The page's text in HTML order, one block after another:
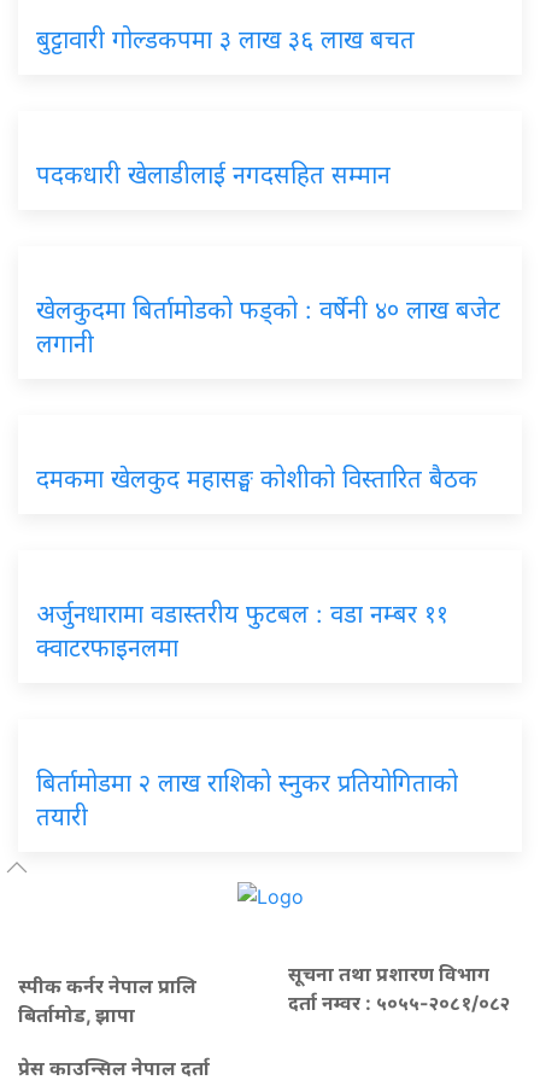
बुट्टावारी गोल्डकपमा ३ लाख ३६ लाख बचत
पदकधारी खेलाडीलाई नगदसहित सम्मान
खेलकुदमा बिर्तामोडको फड्को : वर्षेनी ४० लाख बजेट
लगानी
दमकमा खेलकुद महासङ्घ कोशीको विस्तारित बैठक
अर्जुनधारामा वडास्तरीय फुटबल : वडा नम्बर ११
क्वाटरफाइनलमा
बिर्तामोडमा २ लाख राशिको स्नुकर प्रतियोगिताको
तयारी
स्पीक कर्नर नेपाल प्रालि
बिर्तामोड, झापा
प्रेस काउन्सिल नेपाल दर्ता
सूचना तथा प्रशारण विभाग
दर्ता नम्वर : ५०५५-२०८१/०८२